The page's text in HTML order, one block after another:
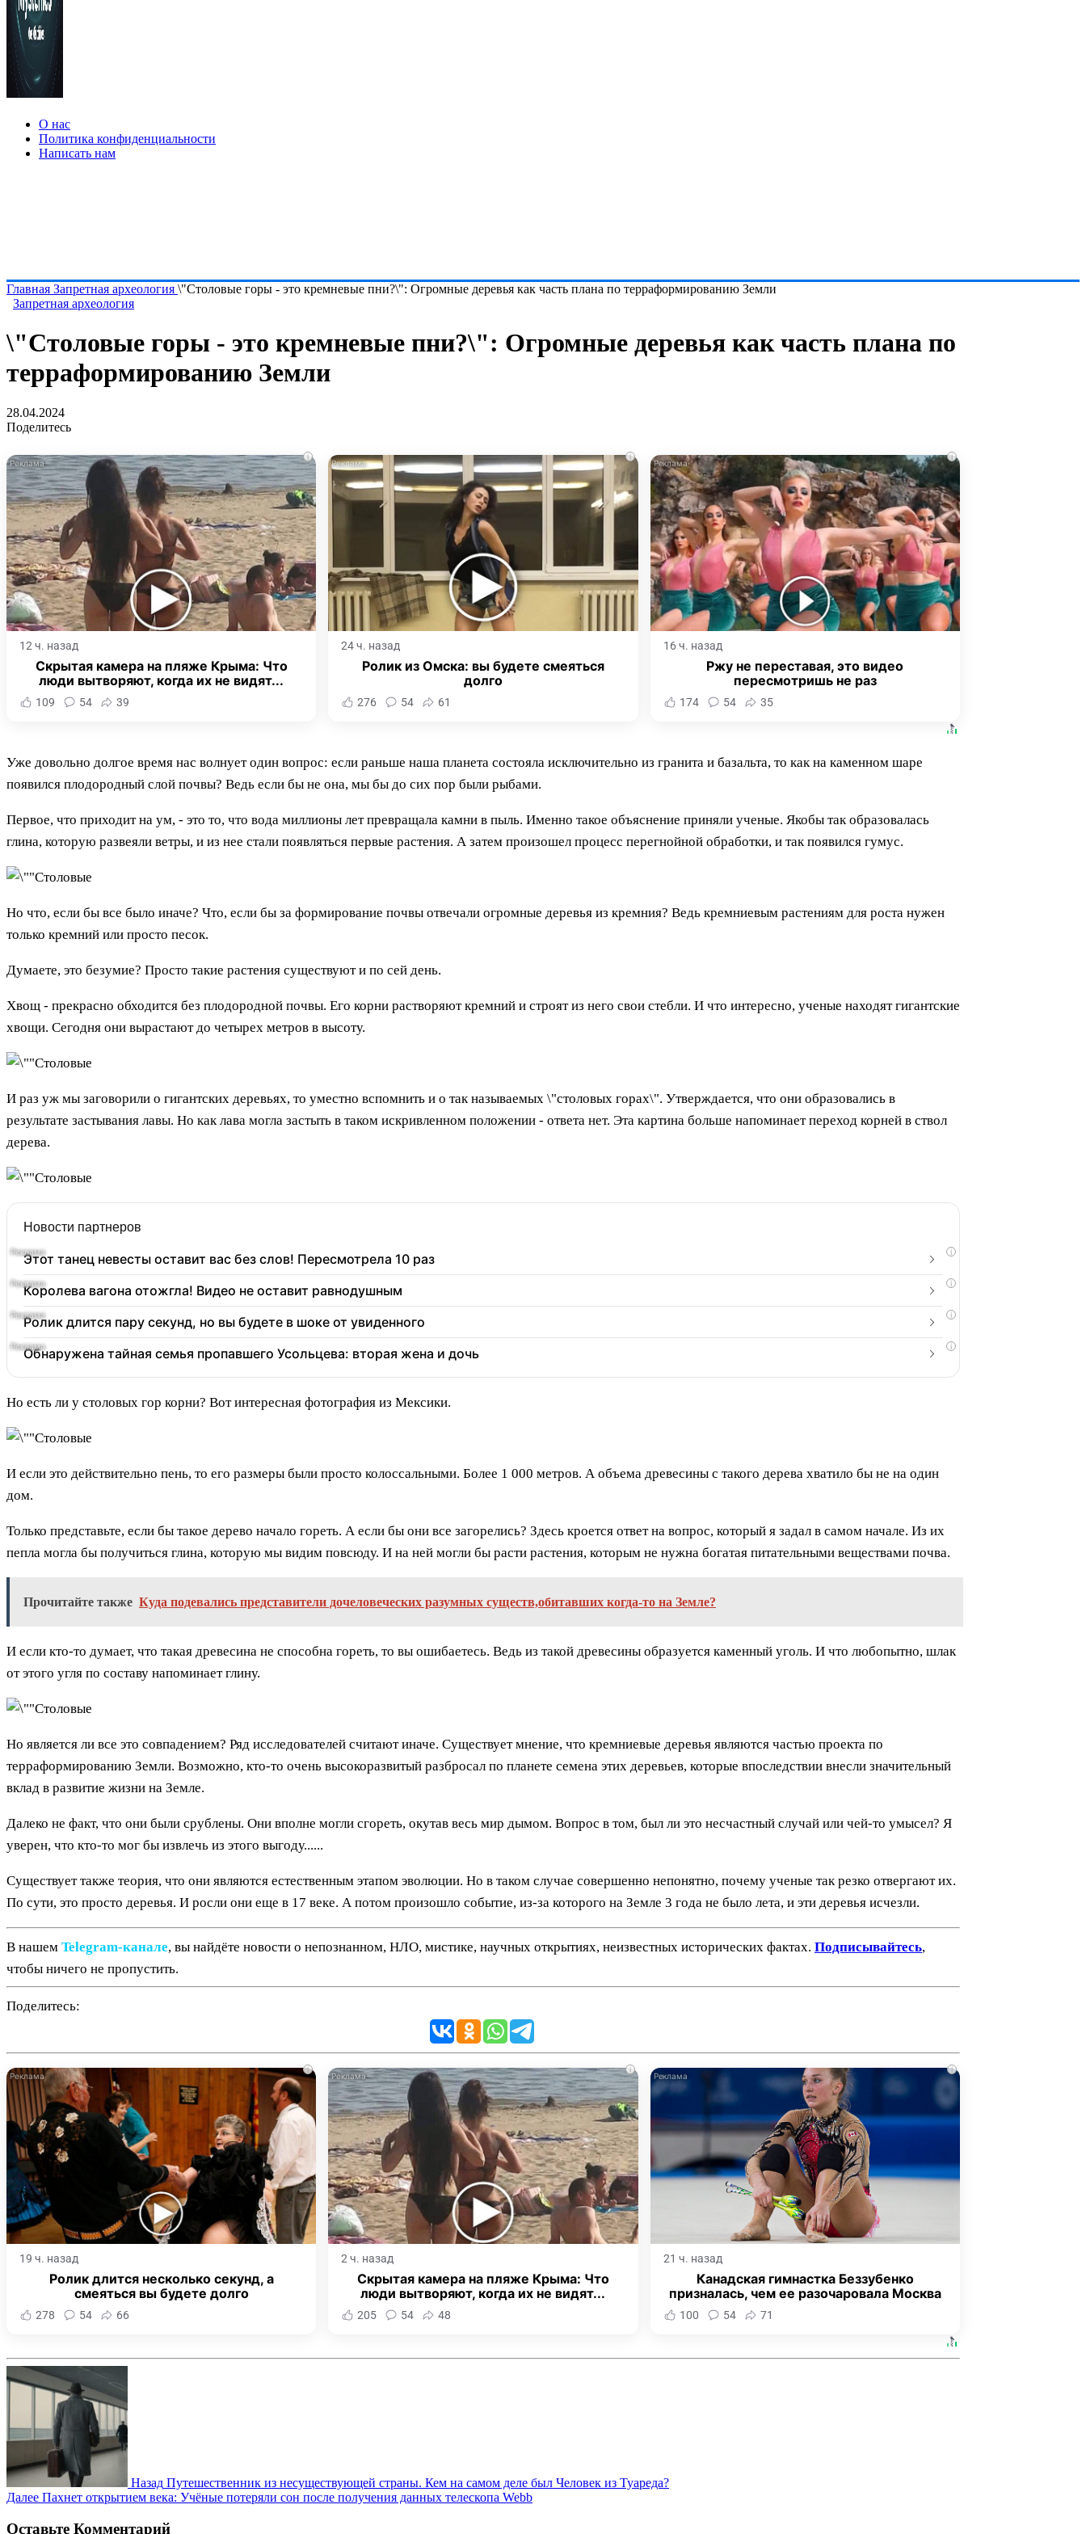
О нас
Политика конфиденциальности
Написать нам
Главная Запретная археология \"Столовые горы - это кремневые пни?\": Огромные деревья как часть плана по терраформированию Земли
Запретная археология
\"Столовые горы - это кремневые пни?\": Огромные деревья как часть плана по
терраформированию Земли
28.04.2024
Поделитесь
i
12 ч. назад
Скрытая камера на пляже Крыма: Что
люди вытворяют, когда их не видят...
109 54 39
i
24 ч. назад
Ролик из Омска: вы будете смеяться
долго
276 54 61
i
16 ч. назад
Ржу не переставая, это видео
пересмотришь не раз
174 54 35
Уже довольно долгое время нас волнует один вопрос: если раньше наша планета состояла исключительно из гранита и базальта, то как на каменном шаре
появился плодородный слой почвы? Ведь если бы не она, мы бы до сих пор были рыбами.
Первое, что приходит на ум, - это то, что вода миллионы лет превращала камни в пыль. Именно такое объяснение приняли ученые. Якобы так образовалась
глина, которую развеяли ветры, и из нее стали появляться первые растения. А затем произошел процесс перегнойной обработки, и так появился гумус.
Но что, если бы все было иначе? Что, если бы за формирование почвы отвечали огромные деревья из кремния? Ведь кремниевым растениям для роста нужен
только кремний или просто песок.
Думаете, это безумие? Просто такие растения существуют и по сей день.
Хвощ - прекрасно обходится без плодородной почвы. Его корни растворяют кремний и строят из него свои стебли. И что интересно, ученые находят гигантские
хвощи. Сегодня они вырастают до четырех метров в высоту.
И раз уж мы заговорили о гигантских деревьях, то уместно вспомнить и о так называемых \"столовых горах\". Утверждается, что они образовались в
результате застывания лавы. Но как лава могла застыть в таком искривленном положении - ответа нет. Эта картина больше напоминает переход корней в ствол
дерева.
Новости партнеров
i
Этот танец невесты оставит вас без слов! Пересмотрела 10 раз
i
Королева вагона отожгла! Видео не оставит равнодушным
i
Ролик длится пару секунд, но вы будете в шоке от увиденного
i
Обнаружена тайная семья пропавшего Усольцева: вторая жена и дочь
Но есть ли у столовых гор корни? Вот интересная фотография из Мексики.
И если это действительно пень, то его размеры были просто колоссальными. Более 1 000 метров. А объема древесины с такого дерева хватило бы не на один
дом.
Только представьте, если бы такое дерево начало гореть. А если бы они все загорелись? Здесь кроется ответ на вопрос, который я задал в самом начале. Из их
пепла могла бы получиться глина, которую мы видим повсюду. И на ней могли бы расти растения, которым не нужна богатая питательными веществами почва.
Прочитайте также Куда подевались представители дочеловеческих разумных существ,обитавших когда-то на Земле?
И если кто-то думает, что такая древесина не способна гореть, то вы ошибаетесь. Ведь из такой древесины образуется каменный уголь. И что любопытно, шлак
от этого угля по составу напоминает глину.
Но является ли все это совпадением? Ряд исследователей считают иначе. Существует мнение, что кремниевые деревья являются частью проекта по
терраформированию Земли. Возможно, кто-то очень высокоразвитый разбросал по планете семена этих деревьев, которые впоследствии внесли значительный
вклад в развитие жизни на Земле.
Далеко не факт, что они были срублены. Они вполне могли сгореть, окутав весь мир дымом. Вопрос в том, был ли это несчастный случай или чей-то умысел? Я
уверен, что кто-то мог бы извлечь из этого выгоду......
Существует также теория, что они являются естественным этапом эволюции. Но в таком случае совершенно непонятно, почему ученые так резко отвергают их.
По сути, это просто деревья. И росли они еще в 17 веке. А потом произошло событие, из-за которого на Земле 3 года не было лета, и эти деревья исчезли.
В нашем Telegram‑канале, вы найдёте новости о непознанном, НЛО, мистике, научных открытиях, неизвестных исторических фактах. Подписывайтесь,
чтобы ничего не пропустить.
Поделитесь:
i
19 ч. назад
Ролик длится несколько секунд, а
смеяться вы будете долго
278 54 66
i
2 ч. назад
Скрытая камера на пляже Крыма: Что
люди вытворяют, когда их не видят...
205 54 48
i
21 ч. назад
Канадская гимнастка Беззубенко
призналась, чем ее разочаровала Москва
100 54 71
Назад Путешественник из несуществующей страны. Кем на самом деле был Человек из Туареда?
Далее Пахнет открытием века: Учёные потеряли сон после получения данных телескопа Webb
Оставьте Комментарий